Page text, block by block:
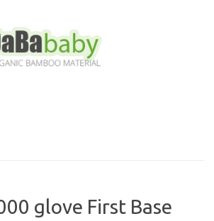
glove First Base